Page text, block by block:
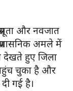
और नवजात
अमले में
देखते हुए जिला
चुका है और
गई है।